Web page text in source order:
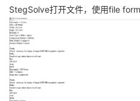
验
收
藏
议
StegSolve打开文件，使用file